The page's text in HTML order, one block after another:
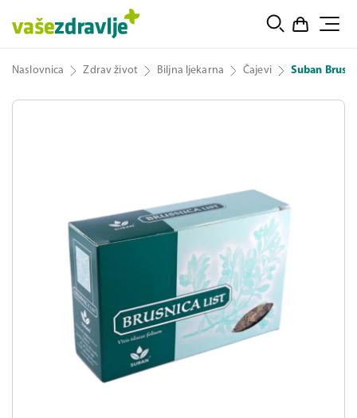
Naslovnica Zdrav život Biljna ljekarna Čajevi Suban